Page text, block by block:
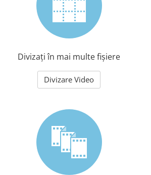
Divizați în mai multe fișiere
Divizare Video